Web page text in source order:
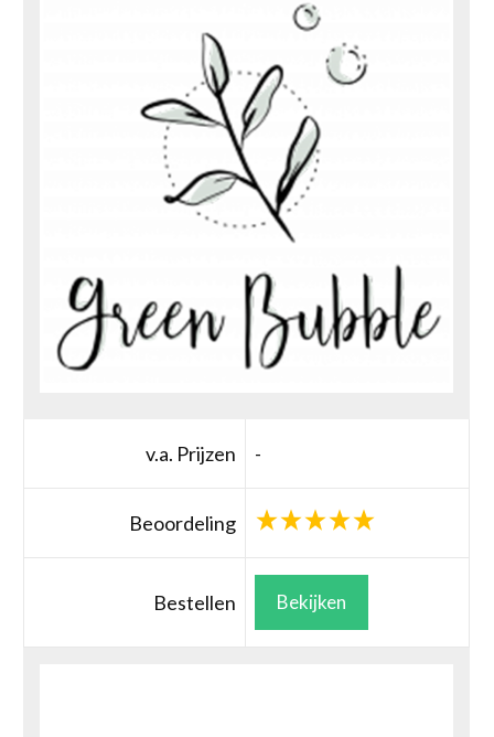
v.a. Prijzen -
Beoordeling
Bestellen Bekijken